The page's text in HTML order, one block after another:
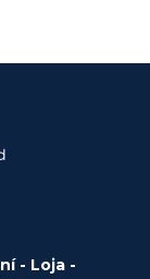
- Loja -